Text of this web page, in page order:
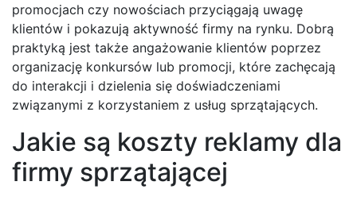
promocjach czy nowościach przyciągają uwagę
klientów i pokazują aktywność firmy na rynku. Dobrą
praktyką jest także angażowanie klientów poprzez
organizację konkursów lub promocji, które zachęcają
do interakcji i dzielenia się doświadczeniami
związanymi z korzystaniem z usług sprzątających.
Jakie są koszty reklamy dla
firmy sprzątającej